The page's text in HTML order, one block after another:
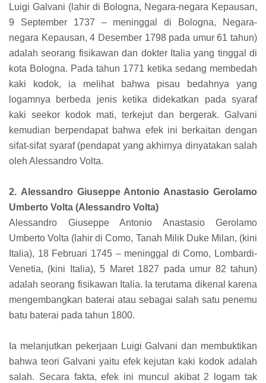
Luigi Galvani (lahir di Bologna, Negara-negara Kepausan,
9 September 1737 – meninggal di Bologna, Negara-
negara Kepausan, 4 Desember 1798 pada umur 61 tahun)
adalah seorang fisikawan dan dokter Italia yang tinggal di
kota Bologna. Pada tahun 1771 ketika sedang membedah
kaki kodok, ia melihat bahwa pisau bedahnya yang
logamnya berbeda jenis ketika didekatkan pada syaraf
kaki seekor kodok mati, terkejut dan bergerak. Galvani
kemudian berpendapat bahwa efek ini berkaitan dengan
sifat-sifat syaraf (pendapat yang akhirnya dinyatakan salah
oleh Alessandro Volta.
2. Alessandro Giuseppe Antonio Anastasio Gerolamo
Umberto Volta (Alessandro Volta)
Alessandro Giuseppe Antonio Anastasio Gerolamo
Umberto Volta (lahir di Como, Tanah Milik Duke Milan, (kini
Italia), 18 Februari 1745 – meninggal di Como, Lombardi-
Venetia, (kini Italia), 5 Maret 1827 pada umur 82 tahun)
adalah seorang fisikawan Italia. Ia terutama dikenal karena
mengembangkan baterai atau sebagai salah satu penemu
batu baterai pada tahun 1800.
Ia melanjutkan pekerjaan Luigi Galvani dan membuktikan
bahwa teori Galvani yaitu efek kejutan kaki kodok adalah
salah. Secara fakta, efek ini muncul akibat 2 logam tak